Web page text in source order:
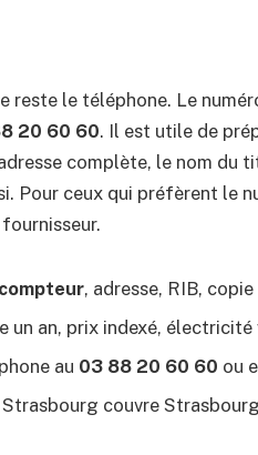
reste le téléphone. Le
20 60 60. Il est utile de
complète, le nom du
Pour ceux qui préfèrent le
, adresse, RIB, copie
un an, prix indexé,
au 03 88 20 60 60 ou
couvre